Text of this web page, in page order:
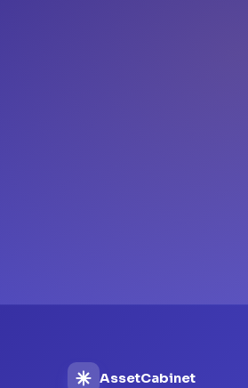
AssetCabinet